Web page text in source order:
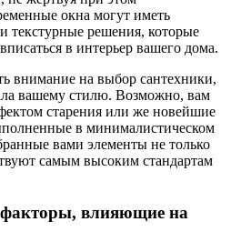
окна могут иметь
текстурные решения, которые
в интерьер вашего дома.
внимание на выбор сантехники,
вашему стилю. Возможно, вам
старения или же новейшие
в минималистическом
вами элементы не только
самым высоким стандартам
факторы, влияющие на